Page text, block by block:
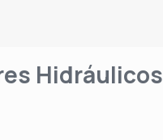
Hidráulicos